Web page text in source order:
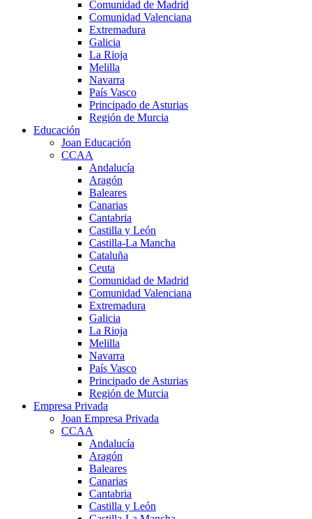
Comunidad de Madrid
Comunidad Valenciana
Extremadura
Galicia
La Rioja
Melilla
Navarra
País Vasco
Principado de Asturias
Región de Murcia
Educación
Joan Educación
CCAA
Andalucía
Aragón
Baleares
Canarias
Cantabria
Castilla y León
Castilla-La Mancha
Cataluña
Ceuta
Comunidad de Madrid
Comunidad Valenciana
Extremadura
Galicia
La Rioja
Melilla
Navarra
País Vasco
Principado de Asturias
Región de Murcia
Empresa Privada
Joan Empresa Privada
CCAA
Andalucía
Aragón
Baleares
Canarias
Cantabria
Castilla y León